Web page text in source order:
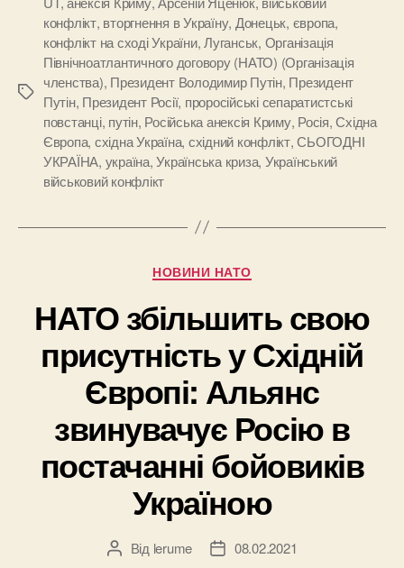
Позначки
конфлікт, вторгнення в Україну, Донецьк, європа,
конфлікт на сході України,Луганськ, Організація
Північноатлантичного договору (НАТО) (Організація
членства), Президент Володимир Путін, Президент
Путін, Президент Росії, проросійські сепаратистські
повстанці, путін, Російська анексія Криму, Росія,Східна
Європа, східна Україна, східний конфлікт,СЬОГОДНІ
УКРАЇНА, україна,Українська криза, Український
військовий конфлікт
Категорії
НОВИНИ НАТО
НАТО збільшить свою
присутність у Східній
Європі: Альянс
звинувачує Росію в
постачанні бойовиків
Україною
Автор
Від lerume
Дата08.02.2021